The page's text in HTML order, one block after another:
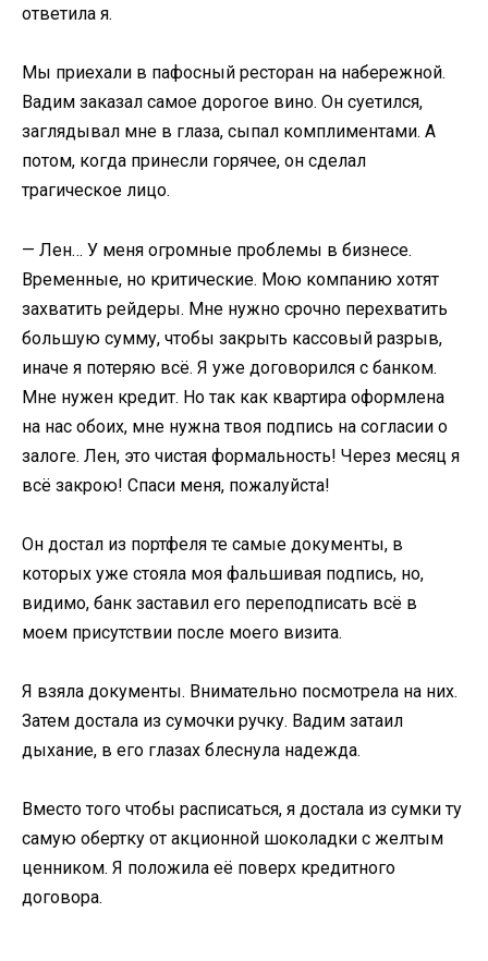
ответила я.
Мы приехали в пафосный ресторан на набережной.
Вадим заказал самое дорогое вино. Он суетился,
заглядывал мне в глаза, сыпал комплиментами. А
потом, когда принесли горячее, он сделал
трагическое лицо.
— Лен… У меня огромные проблемы в бизнесе.
Временные, но критические. Мою компанию хотят
захватить рейдеры. Мне нужно срочно перехватить
большую сумму, чтобы закрыть кассовый разрыв,
иначе я потеряю всё. Я уже договорился с банком.
Мне нужен кредит. Но так как квартира оформлена
на нас обоих, мне нужна твоя подпись на согласии о
залоге. Лен, это чистая формальность! Через месяц я
всё закрою! Спаси меня, пожалуйста!
Он достал из портфеля те самые документы, в
которых уже стояла моя фальшивая подпись, но,
видимо, банк заставил его переподписать всё в
моем присутствии после моего визита.
Я взяла документы. Внимательно посмотрела на них.
Затем достала из сумочки ручку. Вадим затаил
дыхание, в его глазах блеснула надежда.
Вместо того чтобы расписаться, я достала из сумки ту
самую обертку от акционной шоколадки с желтым
ценником. Я положила её поверх кредитного
договора.